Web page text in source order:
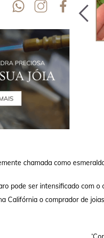
chamada como
pode ser intensificado com o
Califórnia o comprador de